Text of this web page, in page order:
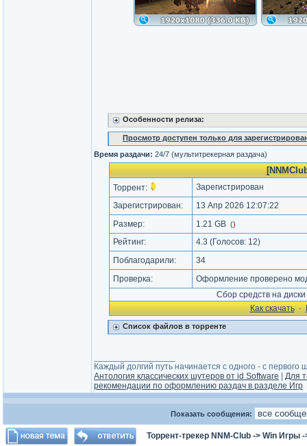
Особенности релиза:
Просмотр доступен только для
Время раздачи: 24/7 (мультитрекерная раздача)
Торрент:
Зарегистрирован
Зарегистрирован:
13 Апр 2026 12:07:22
Размер:
1.21 GB ()
Рейтинг: 4.3 (Голосов: 12)
Поблагодарили:
34
Проверка:
Оформление проверено
Сбор средств на
Как cкачать·
Список файлов в торренте
Каждый долгий путь начинается с одного - с первого
Антология классических шутеров от id Software
Для
рекомендации по оформлению раздач в разделе Игр
Показать сообщения:
Торрент-трекер NNM-Club -> Win Игры